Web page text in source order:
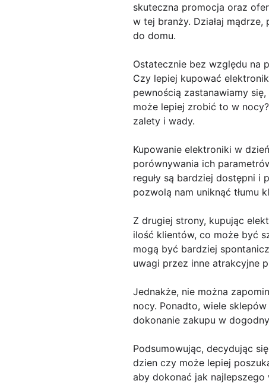
skuteczna promocja oraz
w tej branży. Działaj
do domu.
Ostatecznie bez względu na
Czy lepiej kupować
pewnością zastanawiamy
może lepiej zrobić to w
zalety i wady.
Kupowanie elektroniki w
porównywania ich
reguły są bardziej dostępni i
pozwolą nam uniknąć tłumu
Z drugiej strony, kupując
ilość klientów, co może być
mogą być bardziej
uwagi przez inne atrakcyjne
Jednakże, nie można
nocy. Ponadto, wiele
dokonanie zakupu w
Podsumowując, decydując
dzien czy może lepiej
aby dokonać jak